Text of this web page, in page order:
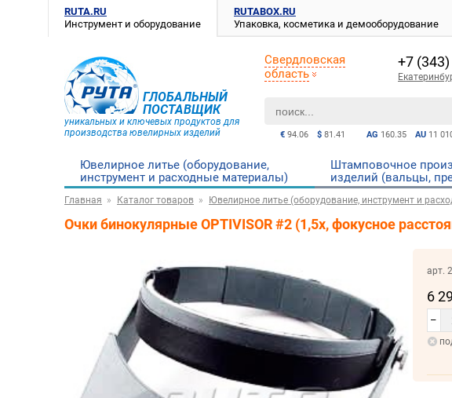
RUTA.RU
Инструмент и оборудование
RUTABOX.RU
Упаковка, косметика и демооборудование
ГЛОБАЛЬНЫЙ
ПОСТАВЩИК
уникальных и ключевых продуктов для
производства ювелирных изделий
AG 160.35 AU 11
€ 94.06 $ 81.41
Свердловская
область
+7
Ювелирное литье (оборудование,
инструмент и расходные материалы)
Штамповочное
изделий (вальцы,
Главная Каталог товаров Ювелирное литье (оборудование, инструмент и
Очки бинокулярные OPTIVISOR #2 (1,5х, фокусное
арт.
6
–